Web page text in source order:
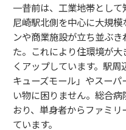
一昔前は、工業地帯とし
尼崎駅北側を中心に大規
ンや商業施設が立ち並ぶ
た。これにより住環境が
くアップしています。駅
キューズモール」やスー
い物に困りません。総合
おり、単身者からファミ
ています。